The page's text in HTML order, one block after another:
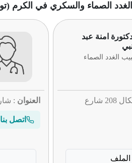
الغدد الصماء والسكري في الكرم
امنة عبد
الغدد الصماء
: لو كرام ميديكال 208 شارع
العنوان :
اتصل بنا